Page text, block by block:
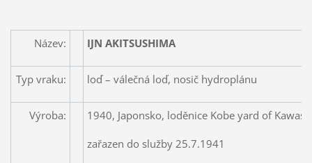
Název: IJN AKITSUSHIMA
Typ vraku: loď – válečná loď, nosič hydroplánu
Výroba: 1940, Japonsko, loděnice Kobe yard of
zařazen do služby 25.7.1941